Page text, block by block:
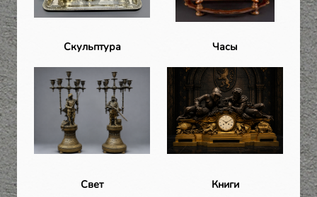
Скульптура Часы
Свет Книги